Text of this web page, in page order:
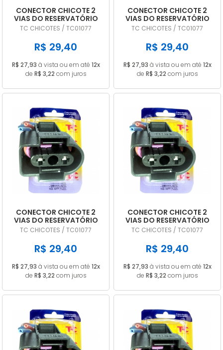
CONECTOR CHICOTE 2
VIAS DO RESERVATÓRIO
DE AGUA VW KOMBI TC
1077
TC CHICOTES / TC01077
R$ 29,40
R$ 27,93 à vista ou em até 12x
de R$ 3,22 com juros
CONECTOR CHICOTE 2
VIAS DO RESERVATÓRIO
DE AGUA VW FOX TC 1077
TC CHICOTES / TC01077
R$ 29,40
R$ 27,93 à vista ou em até 12x
de R$ 3,22 com juros
CONECTOR CHICOTE 2
VIAS DO RESERVATÓRIO
DE AGUA VW GOLF TC
1077
TC CHICOTES / TC01077
R$ 29,40
R$ 27,93 à vista ou em até 12x
de R$ 3,22 com juros
CONECTOR CHICOTE 2
VIAS DO RESERVATÓRIO
DE AGUA VW GOL TC 1077
TC CHICOTES / TC01077
R$ 29,40
R$ 27,93 à vista ou em até 12x
de R$ 3,22 com juros